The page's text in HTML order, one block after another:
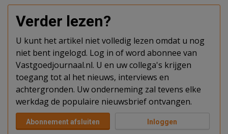
Verder lezen?
U kunt het artikel niet volledig lezen omdat u nog
niet bent ingelogd. Log in of word abonnee van
Vastgoedjournaal.nl. U en uw collega's krijgen
toegang tot al het nieuws, interviews en
achtergronden. Uw onderneming zal tevens elke
werkdag de populaire nieuwsbrief ontvangen.
Abonnement afsluiten Inloggen